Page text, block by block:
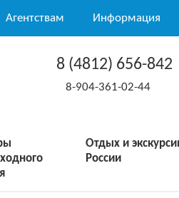
Агентствам Информация
8 (4812) 656-842
8-904-361-02-44
Отдых и
России